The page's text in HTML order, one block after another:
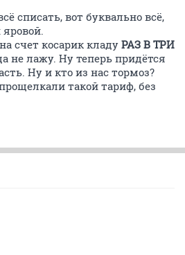
списать, вот буквально всё,
счет косарик кладу РАЗ В ТРИ
не лажу. Ну теперь придётся
Ну и кто из нас тормоз?
такой тариф, без